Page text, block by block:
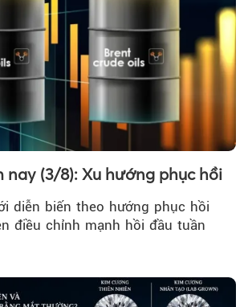
nay (3/8): Xu hướng phục hồi
diễn biến theo hướng phục hồi
điều chỉnh mạnh hồi đầu tuần